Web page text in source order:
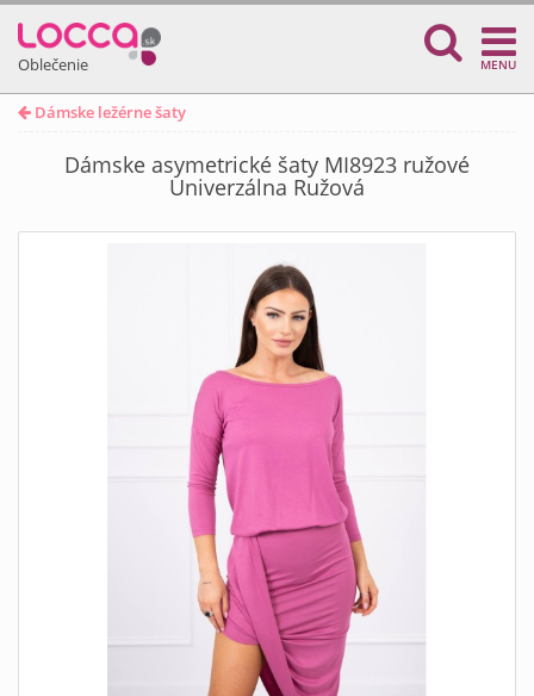
Oblečenie MENU
Dámske ležérne šaty
Dámske asymetrické šaty MI8923 ružové
Univerzálna Ružová